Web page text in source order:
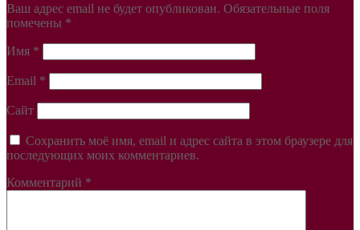
Ваш адрес email не будет опубликован. Обязательные поля
помечены *
Имя *
Email *
Сайт
Сохранить моё имя, email и адрес сайта в этом браузере для
последующих моих комментариев.
Комментарий *